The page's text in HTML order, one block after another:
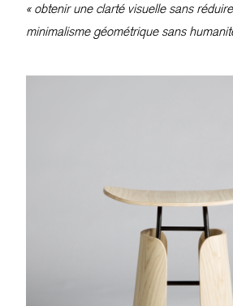
« obtenir une clarté visuelle sans
minimalisme géométrique sans